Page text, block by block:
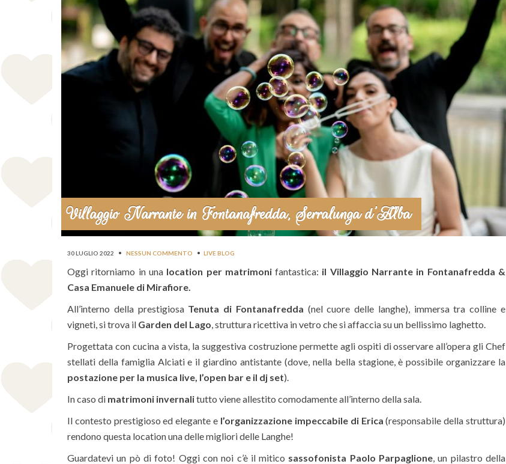
Villaggio Narrante in Fontanafredda, Serralunga d’Alba
30 LUGLIO 2022 • NESSUN COMMENTO • LIVE BLOG
Oggi ritorniamo in una location per matrimonifantastica: il Villaggio Narrante in Fontanafredda &
Casa Emanuele di Mirafiore.
All’interno della prestigiosa Tenuta di Fontanafredda (nel cuore delle langhe), immersa tra colline e
vigneti, si trova il Garden del Lago, struttura ricettiva in vetro che si affaccia su un bellissimo laghetto.
Progettata con cucina a vista, la suggestiva costruzione permette agli ospiti di osservare all’opera gli Chef
stellati della famiglia Alciati e il giardino antistante (dove, nella bella stagione, è possibile organizzare la
postazione per la musica live, l’open bar e il dj set).
In caso di matrimoni invernalitutto viene allestito comodamente all’interno della sala.
Il contesto prestigioso ed elegante e l’organizzazione impeccabile di Erica (responsabile della struttura)
rendono questa location una delle migliori delle Langhe!
Guardatevi un pò di foto! Oggi con noi c’è il mitico sassofonista Paolo Parpaglione, un pilastro della